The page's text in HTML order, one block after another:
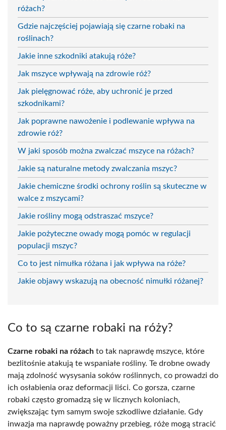
różach?
Gdzie najczęściej pojawiają się czarne robaki na
roślinach?
Jakie inne szkodniki atakują róże?
Jak mszyce wpływają na zdrowie róż?
Jak pielęgnować róże, aby uchronić je przed
szkodnikami?
Jak poprawne nawożenie i podlewanie wpływa na
zdrowie róż?
W jaki sposób można zwalczać mszyce na różach?
Jakie są naturalne metody zwalczania mszyc?
Jakie chemiczne środki ochrony roślin są skuteczne w
walce z mszycami?
Jakie rośliny mogą odstraszać mszyce?
Jakie pożyteczne owady mogą pomóc w regulacji
populacji mszyc?
Co to jest nimułka różana i jak wpływa na róże?
Jakie objawy wskazują na obecność nimułki różanej?
Co to są czarne robaki na róży?
Czarne robaki na różach to tak naprawdę mszyce, które
bezlitośnie atakują te wspaniałe rośliny. Te drobne owady
mają zdolność wysysania soków roślinnych, co prowadzi do
ich osłabienia oraz deformacji liści. Co gorsza, czarne
robaki często gromadzą się w licznych koloniach,
zwiększając tym samym swoje szkodliwe działanie. Gdy
inwazja ma naprawdę poważny przebieg, róże mogą stracić